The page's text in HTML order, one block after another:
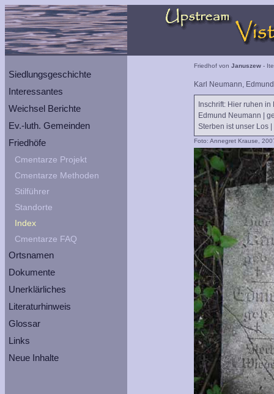
Siedlungsgeschichte
Interessantes
Weichsel Berichte
Ev.-luth. Gemeinden
Friedhöfe
Cmentarze Projekt
Cmentarze Methoden
Stilführer
Standorte
Index
Cmentarze FAQ
Ortsnamen
Dokumente
Unerklärliches
Literaturhinweis
Glossar
Links
Neue Inhalte
Friedhof von Januszew -
Karl Neumann,
Inschrift: Hier ruhen
Edmund Neumann |
Sterben ist unser Los
Foto: Annegret Krause,